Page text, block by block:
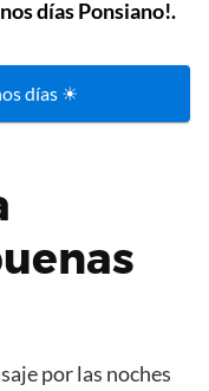
días Ponsiano!.
días ☀
por las noches